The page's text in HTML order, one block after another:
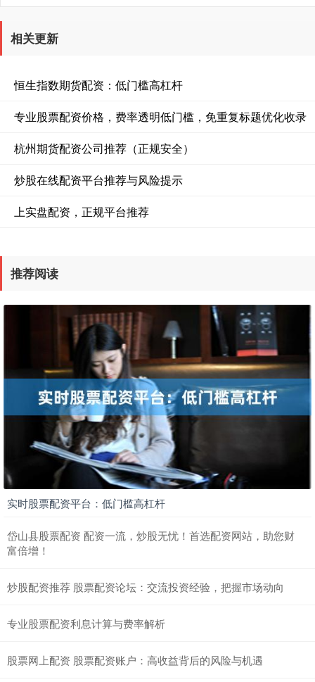
相关更新
恒生指数期货配资：低门槛高杠杆
专业股票配资价格，费率透明低门槛，免重复标题优化收录
杭州期货配资公司推荐（正规安全）
炒股在线配资平台推荐与风险提示
上实盘配资，正规平台推荐
推荐阅读
实时股票配资平台：低门槛高杠杆
岱山县股票配资 配资一流，炒股无忧！首选配资网站，助您财
富倍增！
炒股配资推荐 股票配资论坛：交流投资经验，把握市场动向
专业股票配资利息计算与费率解析
股票网上配资 股票配资账户：高收益背后的风险与机遇